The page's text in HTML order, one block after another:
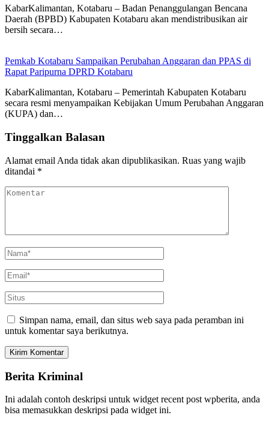
KabarKalimantan, Kotabaru – Badan Penanggulangan Bencana
Daerah (BPBD) Kabupaten Kotabaru akan mendistribusikan air
bersih secara…
Pemkab Kotabaru Sampaikan Perubahan Anggaran dan PPAS di
Rapat Paripurna DPRD Kotabaru
KabarKalimantan, Kotabaru – Pemerintah Kabupaten Kotabaru
secara resmi menyampaikan Kebijakan Umum Perubahan Anggaran
(KUPA) dan…
Tinggalkan Balasan
Alamat email Anda tidak akan dipublikasikan. Ruas yang wajib
ditandai *
Simpan nama, email, dan situs web saya pada peramban ini
untuk komentar saya berikutnya.
Berita Kriminal
Ini adalah contoh deskripsi untuk widget recent post wpberita, anda
bisa memasukkan deskripsi pada widget ini.